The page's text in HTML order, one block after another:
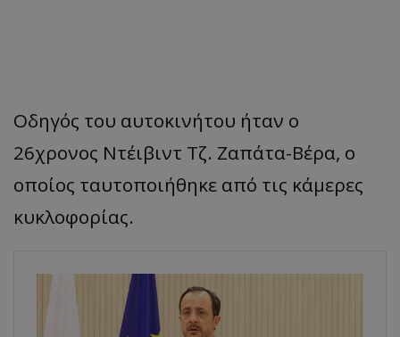
Οδηγός του αυτοκινήτου ήταν ο
26χρονος Ντέιβιντ Τζ. Ζαπάτα-Βέρα, ο
οποίος ταυτοποιήθηκε από τις κάμερες
κυκλοφορίας.